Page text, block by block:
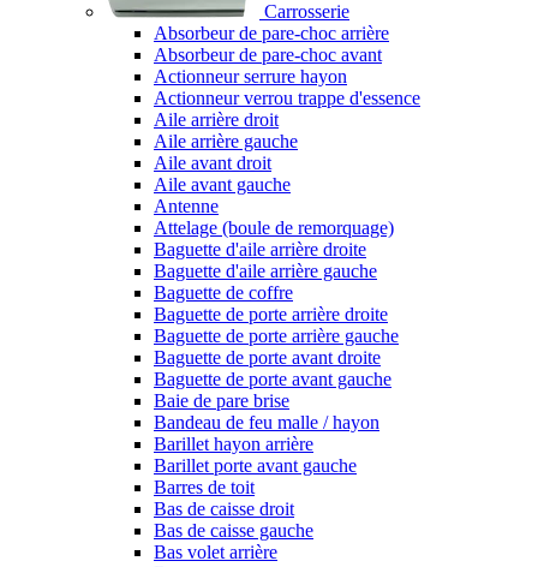
Carrosserie
Absorbeur de pare-choc arrière
Absorbeur de pare-choc avant
Actionneur serrure hayon
Actionneur verrou trappe d'essence
Aile arrière droit
Aile arrière gauche
Aile avant droit
Aile avant gauche
Antenne
Attelage (boule de remorquage)
Baguette d'aile arrière droite
Baguette d'aile arrière gauche
Baguette de coffre
Baguette de porte arrière droite
Baguette de porte arrière gauche
Baguette de porte avant droite
Baguette de porte avant gauche
Baie de pare brise
Bandeau de feu malle / hayon
Barillet hayon arrière
Barillet porte avant gauche
Barres de toit
Bas de caisse droit
Bas de caisse gauche
Bas volet arrière